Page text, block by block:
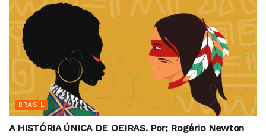
BRASIL
A HISTÓRIA ÚNICA DE OEIRAS. Por; Rogério Newton